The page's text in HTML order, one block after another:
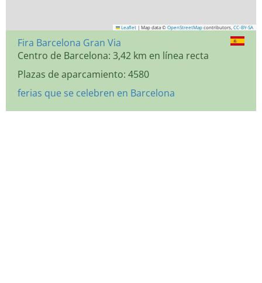
Leaflet | Map data © OpenStreetMap contributors, CC-BY-SA
Fira Barcelona Gran Via
Centro de Barcelona: 3,42 km en línea recta
Plazas de aparcamiento: 4580
ferias que se celebren en Barcelona